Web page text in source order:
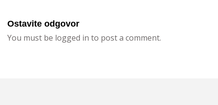
Ostavite odgovor
You must be logged in to post a comment.